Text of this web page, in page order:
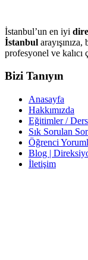
İstanbul’un en iyi
İstanbul
profesyonel ve kalıcı
Bizi Tanıyın
Anasayfa
Hakkımızda
Eğitimler /
Sık Sorulan
Öğrenci
Blog |
İletişim